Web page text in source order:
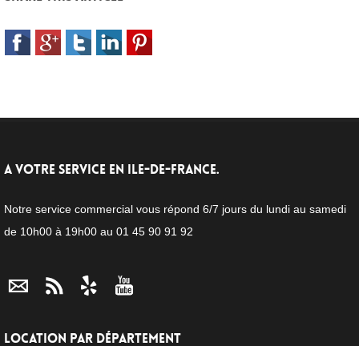
A VOTRE SERVICE EN ILE-DE-FRANCE.
Notre service commercial vous répond 6/7 jours du lundi au samedi
de 10h00 à 19h00 au 01 45 90 91 92
LOCATION PAR DÉPARTEMENT